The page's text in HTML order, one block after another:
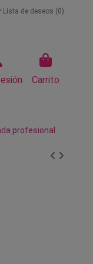
Lista de deseos (0)
Carrito
profesional